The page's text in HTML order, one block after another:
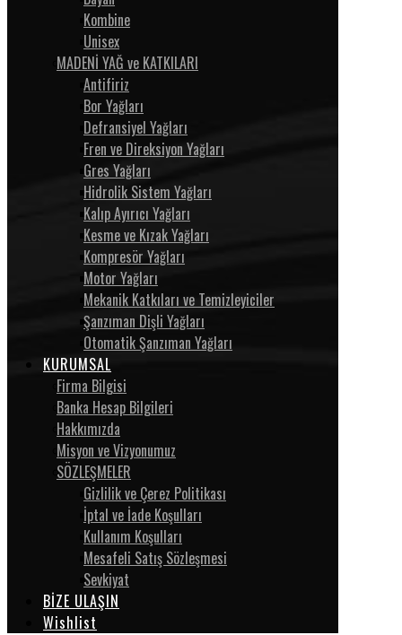
Kombine
Unisex
MADENİ YAĞ ve KATKILARI
Antifiriz
Bor Yağları
Defransiyel Yağları
Fren ve Direksiyon Yağları
Gres Yağları
Hidrolik Sistem Yağları
Kalıp Ayırıcı Yağları
Kesme ve Kızak Yağları
Kompresör Yağları
Motor Yağları
Mekanik Katkıları ve Temizleyiciler
Şanzıman Dişli Yağları
Otomatik Şanzıman Yağları
KURUMSAL
Firma Bilgisi
Banka Hesap Bilgileri
Hakkımızda
Misyon ve Vizyonumuz
SÖZLEŞMELER
Gizlilik ve Çerez Politikası
İptal ve İade Koşulları
Kullanım Koşulları
Mesafeli Satış Sözleşmesi
Sevkiyat
BİZE ULAŞIN
Wishlist